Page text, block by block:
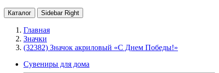
Каталог Sidebar Right
Главная
Значки
(32382) Значок акриловый «С Днем Победы!»
Сувениры для дома